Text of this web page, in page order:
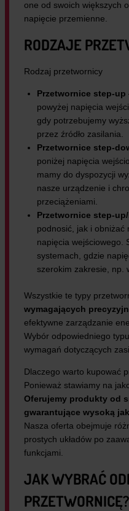
one od swoich większych
napięcie przemienne.
RODZAJE
Rodzaj przetwornicy
Przetwornice step-up
powyżej napięcia
gdy potrzebujemy
przez źródło zasilania.
Przetwornice step-
poniżej napięcia
mamy do dyspozycji
nasze urządzenie i
przeciążeniami.
Przetwornice step-
podnosić, jak i obniżać
napięcia wejściowego.
systemach, gdzie
szerokim zakresie, np.
Wszystkie te typy
wymagających
efektywne zarządzanie
Wybór odpowiedniego
wymagań dotyczących
Dlaczego warto kupować
Ponieważ stawiamy na
Oferujemy produkty od
gwarantujące wysoką
Nasza oferta obejmuje
prostych układów po
funkcjami.
JAK WYBRAĆ
PRZETWORNICĘ?